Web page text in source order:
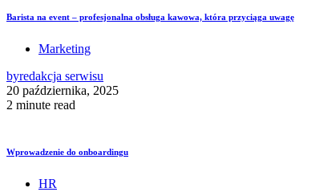
Barista na event – profesjonalna obsługa kawowa, która przyciąga uwagę
Marketing
byredakcja serwisu
20 października, 2025
2 minute read
Wprowadzenie do onboardingu
HR